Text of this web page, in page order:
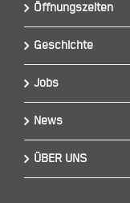
Öffnungszeiten
Geschichte
Jobs
News
ÜBER UNS